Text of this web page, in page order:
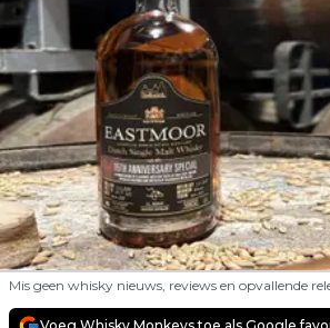
Mis geen whisky nieuws, reviews en opvallende